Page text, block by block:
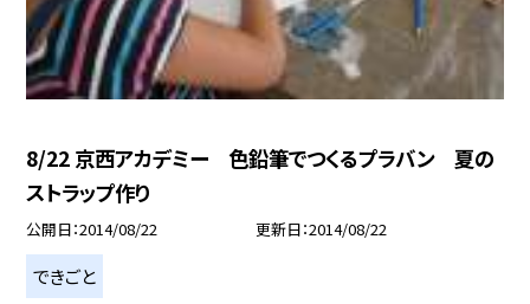
8/22 京西アカデミー 色鉛筆でつくるプラバン 夏の
ストラップ作り
公開日 2014/08/22 更新日 2014/08/22
できごと